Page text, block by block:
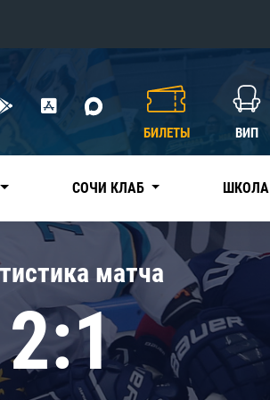
БИЛЕТЫ ВИП
СОЧИ КЛАБ ШКОЛА
матча
2:1